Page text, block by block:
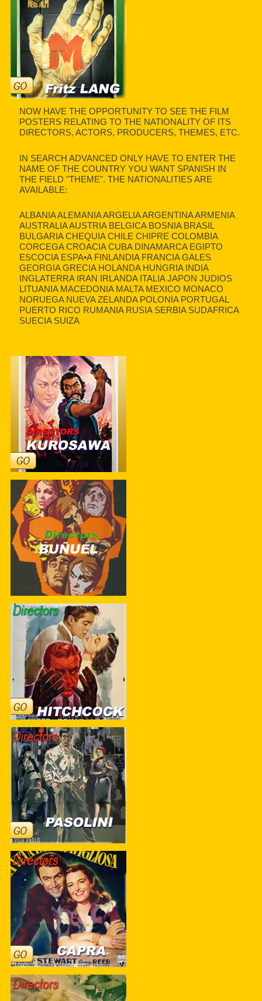
NOW HAVE THE OPPORTUNITY TO SEE THE FILM
POSTERS RELATING TO THE NATIONALITY OF ITS
DIRECTORS, ACTORS, PRODUCERS, THEMES, ETC.
IN SEARCH ADVANCED ONLY HAVE TO ENTER THE
NAME OF THE COUNTRY YOU WANT SPANISH IN
THE FIELD "THEME". THE NATIONALITIES ARE
AVAILABLE:
ALBANIA ALEMANIA ARGELIA ARGENTINA ARMENIA
AUSTRALIA AUSTRIA BELGICA BOSNIA BRASIL
BULGARIA CHEQUIA CHILE CHIPRE COLOMBIA
CORCEGA CROACIA CUBA DINAMARCA EGIPTO
ESCOCIA ESPA•A FINLANDIA FRANCIA GALES
GEORGIA GRECIA HOLANDA HUNGRIA INDIA
INGLATERRA IRAN IRLANDA ITALIA JAPON JUDIOS
LITUANIA MACEDONIA MALTA MEXICO MONACO
NORUEGA NUEVA ZELANDA POLONIA PORTUGAL
PUERTO RICO RUMANIA RUSIA SERBIA SUDAFRICA
SUECIA SUIZA